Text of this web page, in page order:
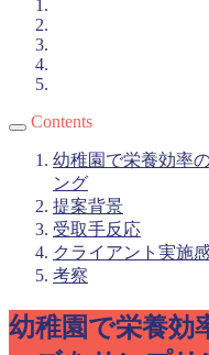
Contents
幼稚園で栄養効率
ング
提案背景
受取手反応
クライアント実施
考察
幼稚園で栄養効